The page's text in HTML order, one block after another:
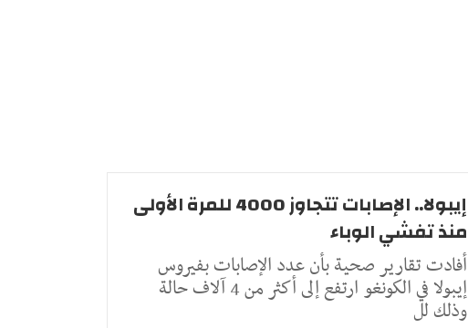
إيبولا.. الإصابات تتجاوز 4000 للمرة الأولى
منذ تفشي الوباء
أفادت تقارير صحية بأن عدد الإصابات بفيروس
إيبولا في الكونغو ارتفع إلى أكثر من 4 آلاف حالة
وذلك لل